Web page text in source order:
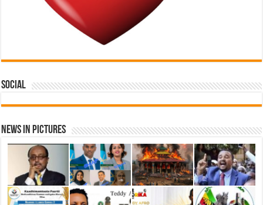
Social
News in Pictures